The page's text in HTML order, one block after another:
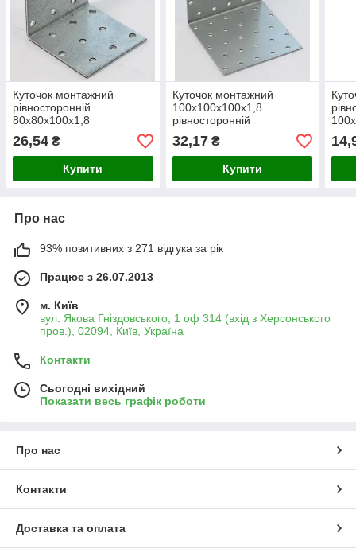
Куточок монтажний
рівносторонній
80х80х100х1,8
26,54 ₴
Купити
Куточок монтажний
100х100х100х1,8
рівносторонній
32,17₴
Купити
Про нас
93% позитивних з 271 відгука за рік
Працює з 26.07.2013
м. Київ
вул. Якова Гніздовського, 1 оф 314 (вхід з Херсонського
пров.), 02094, Київ, Україна
Контакти
Сьогодні вихідний
Показати весь графік роботи
Про нас
Контакти
Доставка та оплата